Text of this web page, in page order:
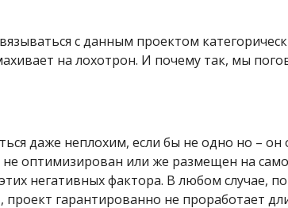
с данным проектом
на лохотрон. И почему так, мы
даже неплохим, если бы не одно но –
не оптимизирован или же размещен на
негативных фактора. В любом случае,
проект гарантированно не проработает